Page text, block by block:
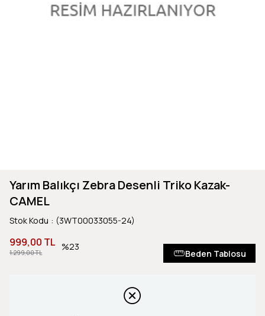
Yarım Balıkçı Zebra Desenli Triko Kazak-
CAMEL
Stok Kodu (3WT00033055-24)
1.299,00 TL
999,00 TL 23
Beden Tablosu